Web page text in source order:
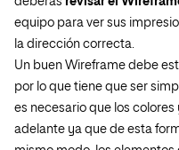
equipo para ver sus
la dirección correcta.
Un buen Wireframe debe
por lo que tiene que ser
es necesario que los
adelante ya que de esta